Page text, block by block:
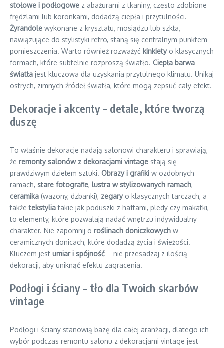
stołowe i podłogowe z abażurami z tkaniny, często zdobione
frędzlami lub koronkami, dodadzą ciepła i przytulności.
Żyrandole wykonane z kryształu, mosiądzu lub szkła,
nawiązujące do stylistyki retro, staną się centralnym punktem
pomieszczenia. Warto również rozważyć kinkietyo klasycznych
formach, które subtelnie rozproszą światło. Ciepła barwa
światła jest kluczowa dla uzyskania przytulnego klimatu. Unikaj
ostrych, zimnych źródeł światła, które mogą zepsuć cały efekt.
Dekoracje i akcenty – detale, które tworzą
duszę
To właśnie dekoracje nadają salonowi charakteru i sprawiają,
że remonty salonów z dekoracjami vintage stają się
prawdziwym dziełem sztuki. Obrazy i grafiki w ozdobnych
ramach, stare fotografie, lustra w stylizowanych ramach,
ceramika (wazony, dzbanki), zegaryo klasycznych tarczach, a
takżetekstyliatakie jak poduszki z haftami, pledy czy makatki,
to elementy, które pozwalają nadać wnętrzu indywidualny
charakter. Nie zapomnij o roślinach doniczkowych w
ceramicznych donicach, które dodadzą życia i świeżości.
Kluczem jest umiar i spójność – nie przesadzaj z ilością
dekoracji, aby uniknąć efektu zagracenia.
Podłogi i ściany – tło dla Twoich skarbów
vintage
Podłogi i ściany stanowią bazę dla całej aranżacji, dlatego ich
wybór podczas remontu salonu z dekoracjami vintage jest